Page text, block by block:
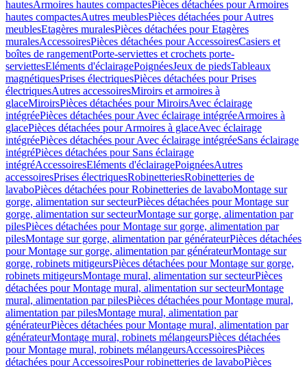
hautesArmoires hautes compactesPièces détachées pour Armoires
hautes compactesAutres meublesPièces détachées pour Autres
meublesEtagères muralesPièces détachées pour Etagères
muralesAccessoiresPièces détachées pour AccessoiresCasiers et
boîtes de rangementPorte-serviettes et crochets porte-
serviettesEléments d'éclairagePoignéesJeux de piedsTableaux
magnétiquesPrises électriquesPièces détachées pour Prises
électriquesAutres accessoiresMiroirs et armoires à
glaceMiroirsPièces détachées pour MiroirsAvec éclairage
intégréePièces détachées pour Avec éclairage intégréeArmoires à
glacePièces détachées pour Armoires à glaceAvec éclairage
intégréePièces détachées pour Avec éclairage intégréeSans éclairage
intégréPièces détachées pour Sans éclairage
intégréAccessoiresEléments d'éclairagePoignéesAutres
accessoiresPrises électriquesRobinetteriesRobinetteries de
lavaboPièces détachées pour Robinetteries de lavaboMontage sur
gorge, alimentation sur secteurPièces détachées pour Montage sur
gorge, alimentation sur secteurMontage sur gorge, alimentation par
pilesPièces détachées pour Montage sur gorge, alimentation par
pilesMontage sur gorge, alimentation par générateurPièces détachées
pour Montage sur gorge, alimentation par générateurMontage sur
gorge, robinets mitigeursPièces détachées pour Montage sur gorge,
robinets mitigeursMontage mural, alimentation sur secteurPièces
détachées pour Montage mural, alimentation sur secteurMontage
mural, alimentation par pilesPièces détachées pour Montage mural,
alimentation par pilesMontage mural, alimentation par
générateurPièces détachées pour Montage mural, alimentation par
générateurMontage mural, robinets mélangeursPièces détachées
pour Montage mural, robinets mélangeursAccessoiresPièces
détachées pour AccessoiresPour robinetteries de lavaboPièces